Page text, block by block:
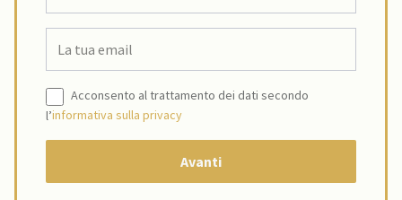
Acconsento al trattamento dei dati secondo
l’informativa sulla privacy